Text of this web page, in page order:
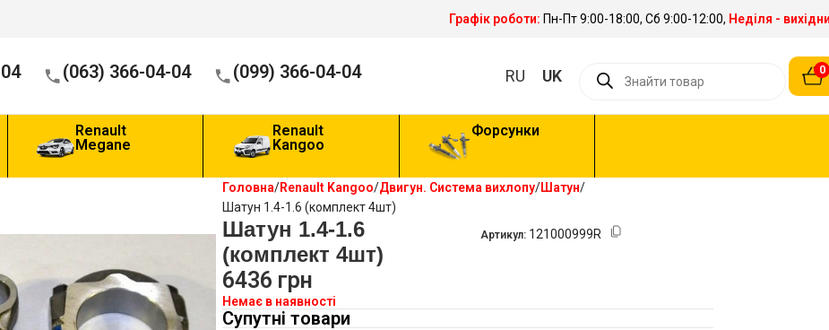
Графік роботи: Пн-Пт 9:00-18:00, Сб 9:00-12:00, Неділя -
(063) 366-04-04 (099) 366-04-04 RU UK 0
Renault
Megane
Renault
Kangoo
Форсунки
Головна Renault Kangoo Двигун. Система вихлопу Шатун
Шатун 1.4-1.6 (комплект 4шт)
Шатун 1.4-1.6
(комплект 4шт)
Артикул: 121000999R
6436 грн
Немає в наявності
Супутні товари